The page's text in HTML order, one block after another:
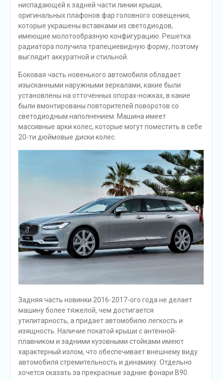
ниспадающей к задней части линии крыши,
оригинальных плафонов фар головного освещения,
которые украшены вставками из светодиодов,
имеющие молотообразную конфигурацию. Решетка
радиатора получила трапециевидную форму, поэтому
выглядит аккуратной и стильной.
Боковая часть новенького автомобиля обладает
изысканными наружными зеркалами, какие были
установлены на отточенных опорах-ножках, в какие
были вмонтированы повторителей поворотов со
светодиодным наполнением. Машина имеет
массивные арки колес, которые могут поместить в себе
20-ти дюймовые диски колес.
Задняя часть новинки 2016-2017-ого года не делает
машину более тяжелой, чем достигается
утилитарность, а придает автомобилю легкость и
изящность. Наличие покатой крыши с антенной-
плавником и задними кузовными стойками имеют
характерный излом, что обеспечивает внешнему виду
автомобиля стремительность и динамику. Отдельно
хочется сказать за прекрасные задние фонари В90.